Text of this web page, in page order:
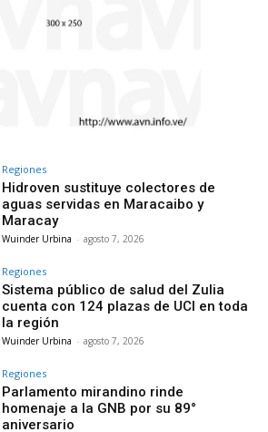
Regiones
Hidroven sustituye colectores de
aguas servidas en Maracaibo y
Maracay
Wuinder Urbina - agosto 7, 2026
Regiones
Sistema público de salud del Zulia
cuenta con 124 plazas de UCI en toda
la región
Wuinder Urbina - agosto 7, 2026
Regiones
Parlamento mirandino rinde
homenaje a la GNB por su 89°
aniversario